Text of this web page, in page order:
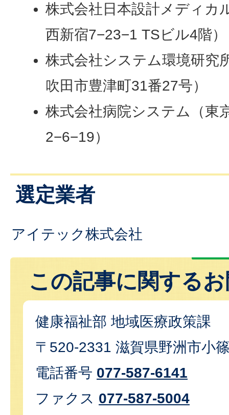
株式会社日本設計メディカ
西新宿7−23−1 TSビル4階）
株式会社システム環境研究
吹田市豊津町31番27号）
株式会社病院システム（東
2−6−19）
選定業者
アイテック株式会社
この記事に関する
健康福祉部 地域医療政策課
〒520-2331 滋賀県野洲市小
電話番号 077-587-6141
ファクス 077-587-5004